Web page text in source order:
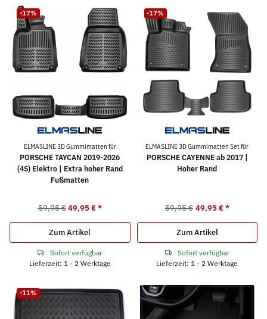
-17%
ELMASLINE 3D Gummimatten für
PORSCHE TAYCAN 2019-2026
(4S) Elektro | Extra hoher Rand
Fußmatten
59,95 € 49,95 €*
Zum Artikel
Sofort verfügbar
Lieferzeit: 1 - 2 Werktage
-17%
ELMASLINE 3D Gummimatten Set für
PORSCHE CAYENNE ab 2017 |
Hoher Rand
59,95 € 49,95 €*
Zum Artikel
Sofort verfügbar
Lieferzeit: 1 - 2 Werktage
-11%